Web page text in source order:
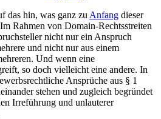
das hin, was ganz zu Anfang dieser
Rahmen von Domain-Rechtsstreiten
nicht nur ein Anspruch
und nicht nur aus einem
Und wenn eine
so doch vielleicht eine andere. In
Ansprüche aus § 1
stehen und zugleich begründet
Irreführung und unlauterer